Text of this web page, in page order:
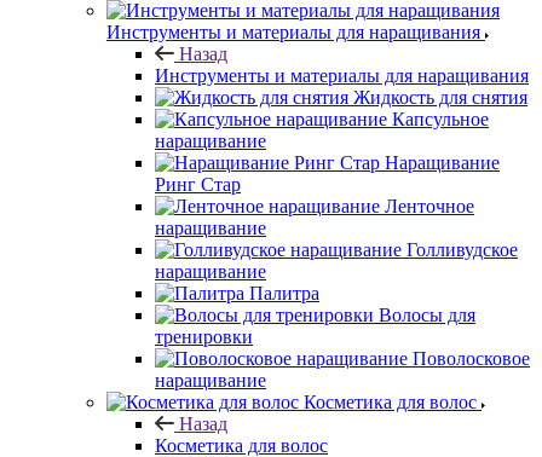
Инструменты и материалы для наращивания
Назад
Инструменты и материалы для наращивания
Жидкость для снятия
Капсульное
наращивание
Наращивание
Ринг Стар
Ленточное
наращивание
Голливудское
наращивание
Палитра
Волосы для
тренировки
Поволосковое
наращивание
Косметика для волос
Назад
Косметика для волос